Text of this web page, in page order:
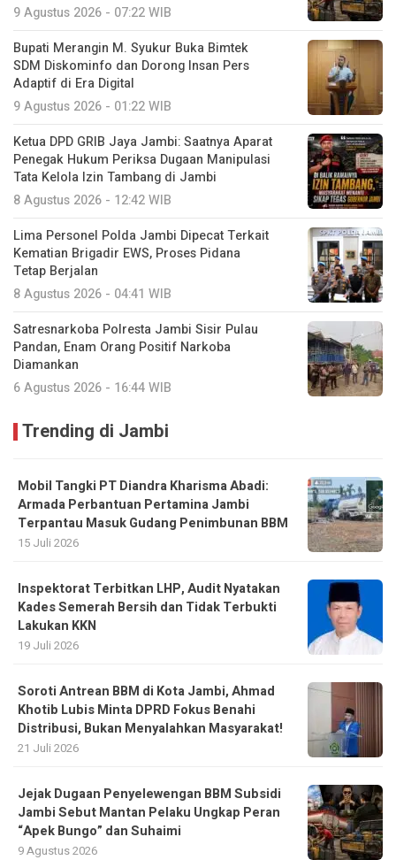
9 Agustus 2026 - 07:22 WIB
Bupati Merangin M. Syukur Buka Bimtek
SDM Diskominfo dan Dorong Insan Pers
Adaptif di Era Digital
9 Agustus 2026 - 01:22 WIB
Ketua DPD GRIB Jaya Jambi: Saatnya Aparat
Penegak Hukum Periksa Dugaan Manipulasi
Tata Kelola Izin Tambang di Jambi
8 Agustus 2026 - 12:42 WIB
Lima Personel Polda Jambi Dipecat Terkait
Kematian Brigadir EWS, Proses Pidana
Tetap Berjalan
8 Agustus 2026 - 04:41 WIB
Satresnarkoba Polresta Jambi Sisir Pulau
Pandan, Enam Orang Positif Narkoba
Diamankan
6 Agustus 2026 - 16:44 WIB
Trending di Jambi
Mobil Tangki PT Diandra Kharisma Abadi:
Armada Perbantuan Pertamina Jambi
Terpantau Masuk Gudang Penimbunan BBM
15 Juli 2026
Inspektorat Terbitkan LHP, Audit Nyatakan
Kades Semerah Bersih dan Tidak Terbukti
Lakukan KKN
19 Juli 2026
Soroti Antrean BBM di Kota Jambi, Ahmad
Khotib Lubis Minta DPRD Fokus Benahi
Distribusi, Bukan Menyalahkan Masyarakat!
21 Juli 2026
Jejak Dugaan Penyelewengan BBM Subsidi
Jambi Sebut Mantan Pelaku Ungkap Peran
“Apek Bungo” dan Suhaimi
9 Agustus 2026